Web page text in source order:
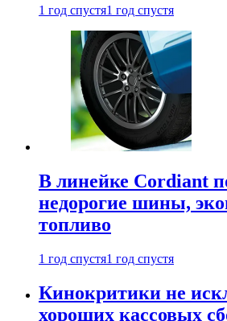
1 год спустя1 год спустя
В линейке Cordiant
недорогие шины,
топливо
1 год спустя1 год спустя
Кинокритики не
хороших кассовых